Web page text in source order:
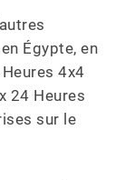
Égypte, en
4x4
24 Heures
sur le